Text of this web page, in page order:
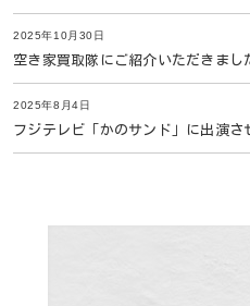
2025年10月30日
空き家買取隊にご紹介いただきまし
2025年8月4日
フジテレビ「かのサンド」に出演さ